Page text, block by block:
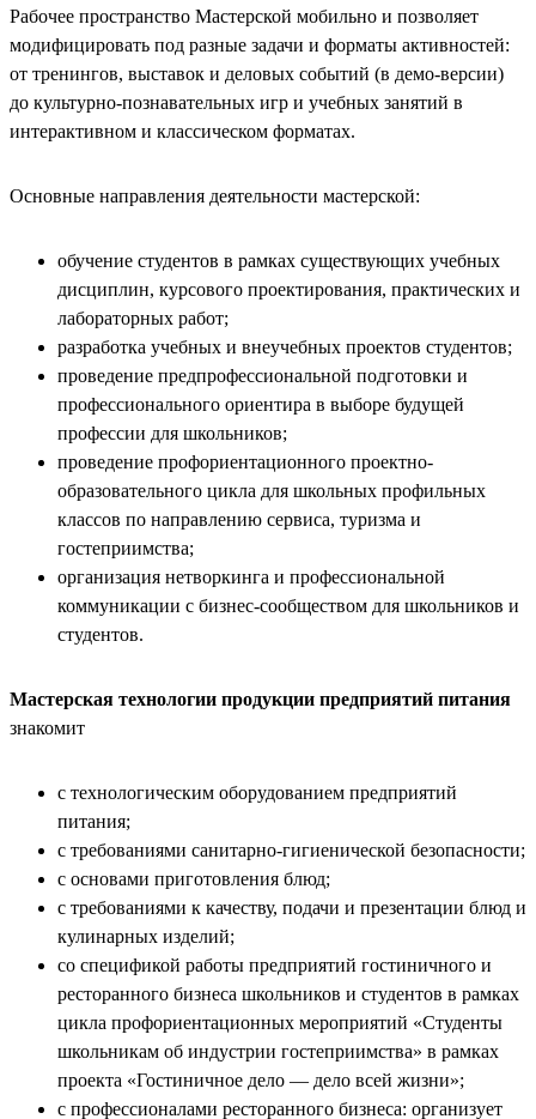
Рабочее пространство Мастерской мобильно и позволяет
модифицировать под разные задачи и форматы активностей:
от тренингов, выставок и деловых событий (в демо-версии)
до культурно-познавательных игр и учебных занятий в
интерактивном и классическом форматах.
Основные направления деятельности мастерской:
обучение студентов в рамках существующих учебных
дисциплин, курсового проектирования, практических и
лабораторных работ;
разработка учебных и внеучебных проектов студентов;
проведение предпрофессиональной подготовки и
профессионального ориентира в выборе будущей
профессии для школьников;
проведение профориентационного проектно-
образовательного цикла для школьных профильных
классов по направлению сервиса, туризма и
гостеприимства;
организация нетворкинга и профессиональной
коммуникации с бизнес-сообществом для школьников и
студентов.
Мастерская технологии продукции предприятий питания
знакомит
с технологическим оборудованием предприятий
питания;
с требованиями санитарно-гигиенической безопасности;
с основами приготовления блюд;
с требованиями к качеству, подачи и презентации блюд и
кулинарных изделий;
со спецификой работы предприятий гостиничного и
ресторанного бизнеса школьников и студентов в рамках
цикла профориентационных мероприятий «Студенты
школьникам об индустрии гостеприимства» в рамках
проекта «Гостиничное дело — дело всей жизни»;
с профессионалами ресторанного бизнеса: организует